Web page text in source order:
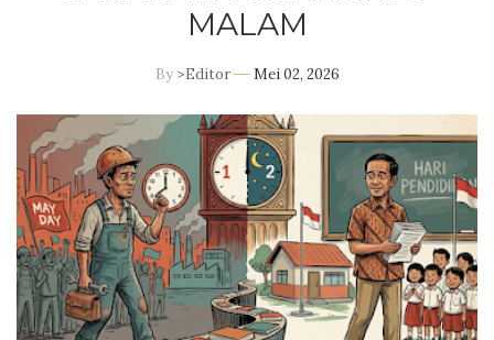
MALAM
By >Editor Mei 02, 2026